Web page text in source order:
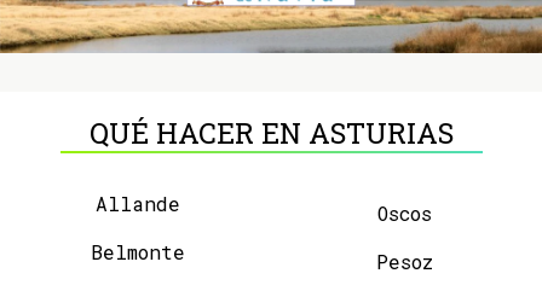
QUÉ HACER EN ASTURIAS
Allande
Belmonte
Oscos
Pesoz